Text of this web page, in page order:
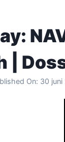
|
On: 30 juni